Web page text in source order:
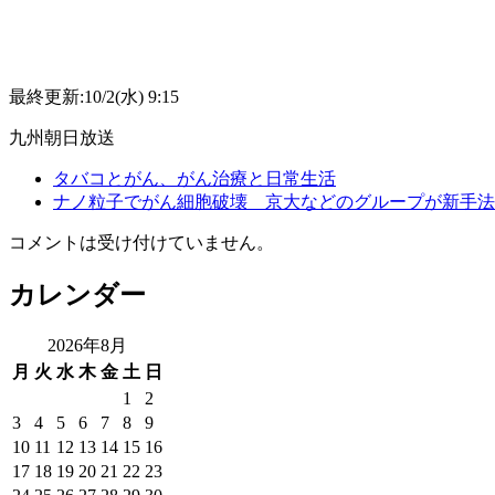
最終更新:10/2(水) 9:15
九州朝日放送
タバコとがん、がん治療と日常生活
ナノ粒子でがん細胞破壊 京大などのグループが新手
コメントは受け付けていません。
カレンダー
2026年8月
月 火 水 木 金 土 日
1
2
3
4 5 6 7 8
9
10 11 12 13 14 15 16
17 18 19 20 21 22 23